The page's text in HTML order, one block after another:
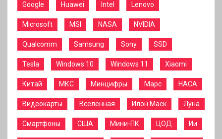
Google Huawei Intel Lenovo
Microsoft MSI NASA NVIDIA
Qualcomm Samsung Sony SSD
Tesla Windows 10 Windows 11 Xiaomi
Китай МКС Минцифры Марс НАСА
Видеокарты Вселенная Илон Маск Луна
Смартфоны США Мини-ПК ЦОД Ии